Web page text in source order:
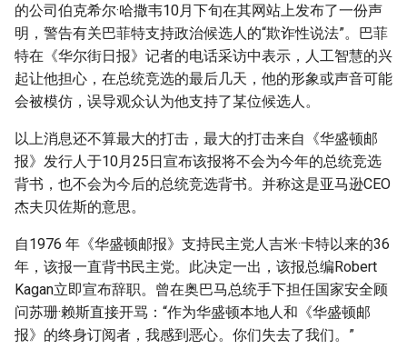
的公司伯克希尔·哈撒韦10月下旬在其网站上发布了一份声
明，警告有关巴菲特支持政治候选人的“欺诈性说法”。巴菲
特在《华尔街日报》记者的电话采访中表示，人工智慧的兴
起让他担心，在总统竞选的最后几天，他的形象或声音可能
会被模仿，误导观众认为他支持了某位候选人。
以上消息还不算最大的打击，最大的打击来自《华盛顿邮
报》发行人于10月25日宣布该报将不会为今年的总统竞选
背书，也不会为今后的总统竞选背书。并称这是亚马逊CEO
杰夫贝佐斯的意思。
自1976 年《华盛顿邮报》支持民主党人吉米·卡特以来的36
年，该报一直背书民主党。此决定一出，该报总编Robert
Kagan立即宣布辞职。曾在奥巴马总统手下担任国家安全顾
问苏珊·赖斯直接开骂：“作为华盛顿本地人和《华盛顿邮
报》的终身订阅者，我感到恶心。你们失去了我们。”